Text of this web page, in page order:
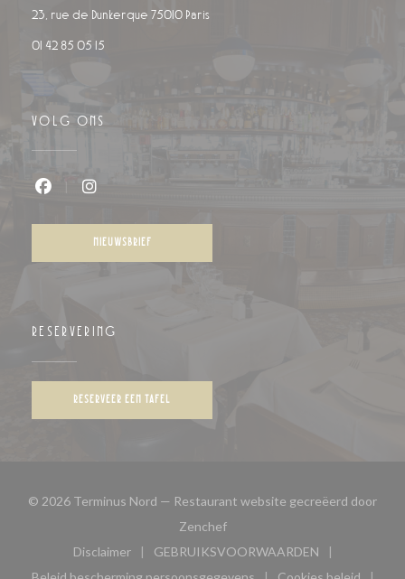
23, rue de Dunkerque 75010 Paris
01 42 85 05 15
VOLG ONS
NIEUWSBRIEF
RESERVERING
RESERVEER EEN TAFEL
© 2026 Terminus Nord — Restaurant website gecreëerd door
Zenchef((opent in een nieuw venster))
Disclaimer
((opent in een nieuw venster))
GEBRUIKSVOORWAARDEN
((opent in een nieuw